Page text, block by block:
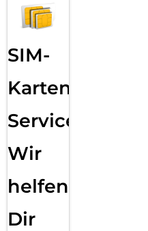
SIM-
Karten
Service:
Wir
helfen
Dir